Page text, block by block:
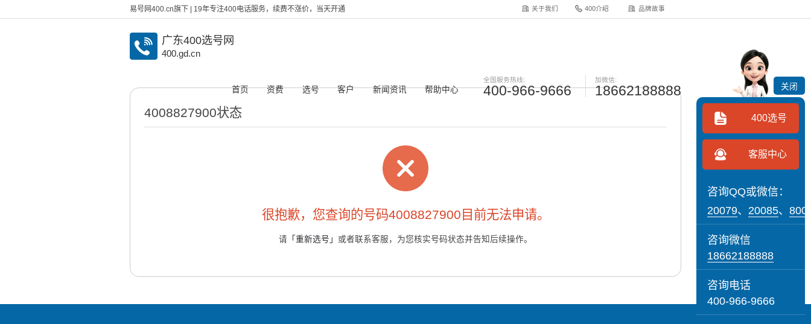
易号网400.cn旗下 | 19年专注400电话服务，续费不涨价，当天开通 关于我们 400介绍 品牌故事
广东400选号网
400.gd.cn
首页 资费 选号 客户 新闻资讯 帮助中心
全国服务热线:
400-966-9666
加微信:
18662188888
4008827900状态
很抱歉，您查询的号码4008827900目前无法申请。
请 「重新选号」 或者联系客服，为您核实号码状态并告知后续操作。
关闭
400选号
客服中心
咨询QQ或微信：
20079、 20085、
咨询微信
18662188888
咨询电话
400-966-9666